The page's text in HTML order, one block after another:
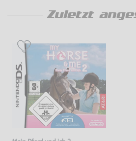
Zuletzt